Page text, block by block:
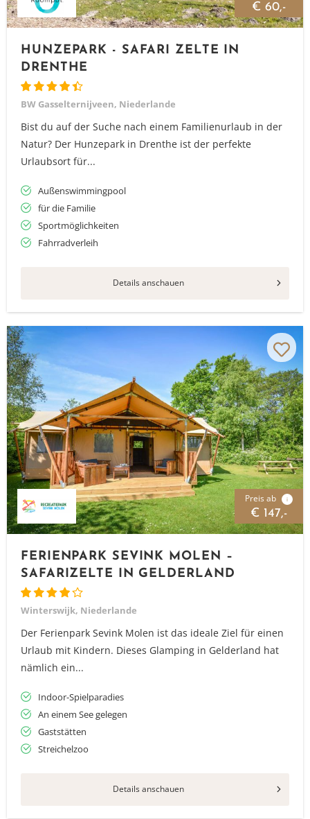
€ 60,-
HUNZEPARK - SAFARI ZELTE IN
DRENTHE
BW Gasselternijveen, Niederlande
Bist du auf der Suche nach einem Familienurlaub in der
Natur? Der Hunzepark in Drenthe ist der perfekte
Urlaubsort für...
Außenswimmingpool
für die Familie
Sportmöglichkeiten
Fahrradverleih
Details anschauen
Preis ab i
€ 147,-
FERIENPARK SEVINK MOLEN –
SAFARIZELTE IN GELDERLAND
Winterswijk, Niederlande
Der Ferienpark Sevink Molen ist das ideale Ziel für einen
Urlaub mit Kindern. Dieses Glamping in Gelderland hat
nämlich ein...
Indoor-Spielparadies
An einem See gelegen
Gaststätten
Streichelzoo
Details anschauen